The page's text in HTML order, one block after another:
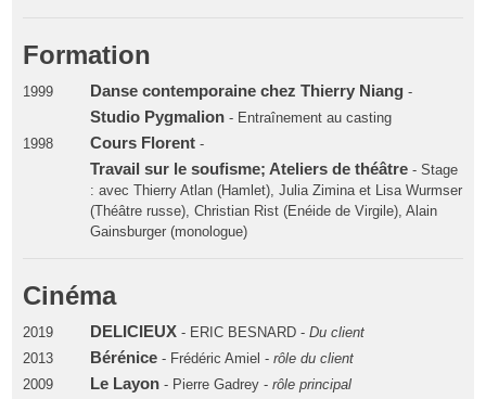
Formation
1999 Danse contemporaine chez Thierry Niang-
Studio Pygmalion- Entraînement au casting
1998
Cours Florent -
Travail sur le soufisme; Ateliers de théâtre - Stage
: avec Thierry Atlan (Hamlet), Julia Zimina et Lisa Wurmser
(Théâtre russe), Christian Rist (Enéide de Virgile), Alain
Gainsburger (monologue)
Cinéma
2019 DELICIEUX - ERIC BESNARD - Du client
2013
Bérénice- Frédéric Amiel - rôle du client
2009
Le Layon- Pierre Gadrey - rôle principal